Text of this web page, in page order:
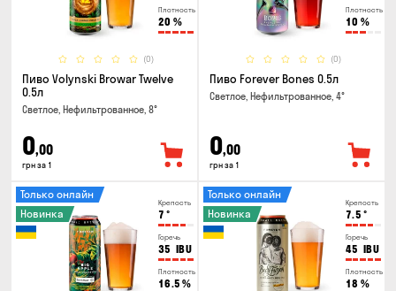
Плотность
20 %
(0)
Пиво Volynski Browar Twelve
0.5л
Светлое, Нефильтрованное, 8°
0,00
грн за 1
Плотность
10 %
(0)
Пиво Forever Bones 0.5л
Светлое, Нефильтрованное, 4°
0,00
грн за 1
Крепость
7 °
Горечь
35 IBU
Плотность
16.5 %
Только онлайн
Новинка
Крепость
7.5 °
Горечь
45 IBU
Плотность
18 %
Только онлайн
Новинка